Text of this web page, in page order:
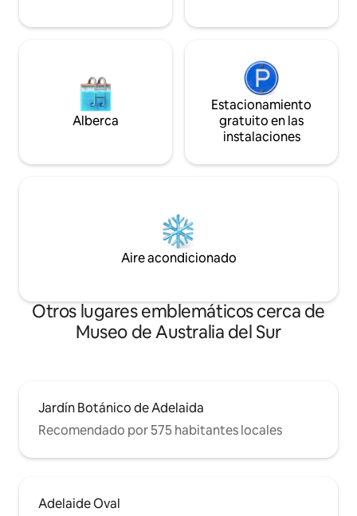
Alberca
Estacionamiento
gratuito en las
instalaciones
Aire acondicionado
Otros lugares emblemáticos cerca de
Museo de Australia del Sur
Jardín Botánico de Adelaida
Recomendado por 575 habitantes locales
Adelaide Oval